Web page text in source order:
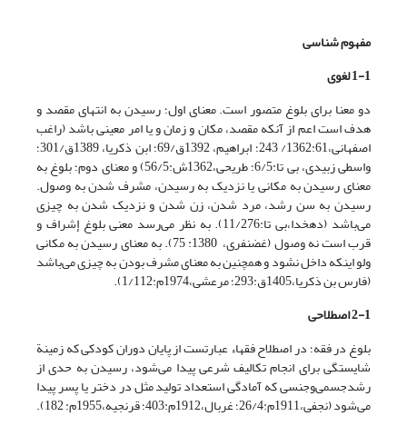
مفهوم شناسی
1-1 لغوی
دو معنا برای بلوغ متصور است. معنای اول؛ رسیدن به انتهای مقصد و
هدف است اعم از آنکه مقصد، مکان و زمان و یا امر معینی باشد (راغب
اصفهانی،1362:61/ 243؛ ابراهیم، 1392ق/69؛ ابن ذکریا، 1389ق/301؛
واسطی زبیدی، بی تا:6/5؛ طریحی،1362ش:56/5) و معنای دوم؛ بلوغ به
معنای رسیدن به مکانی یا نزدیک به رسیدن، مشرف شدن به وصول.
رسیدن به سن رشد، مرد شدن، زن شدن و نزدیک شدن به چیزی
می‌باشد (دهخدا،بی تا:11/276). به نظر می‌رسد معنی بلوغ إشراف و
قرب است نه وصول (غضنفری، 1380: 75). به معنای رسیدن به مکانی
ولو اینکه داخل نشود و همچنین به معنای مشرف بودن به چیزی می‌باشد
(فارس بن ذکریا،1405ق:293؛ مرعشی،1974م:1/112).
2-1 اصطلاحی
بلوغ در فقه؛ در اصطلاح فقهاء عبارتست از پایان دوران کودکی که زمینة
شایستگی برای انجام تکالیف شرعی پیدا می‌شود، رسیدن به حدی از
رشدجسمی‌وجنسی که آمادگی استعداد تولید مثل در دختر یا پسر پیدا
می‌شود (نجفی،1911م:26/4؛ غربال،1912م:403؛ قرنجیه،1955م: 182).